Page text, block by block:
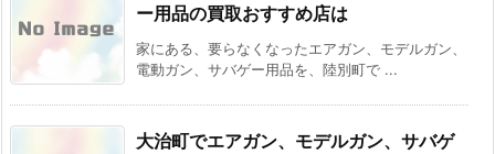
ー用品の買取おすすめ店は
家にある、要らなくなったエアガン、モデルガン、
電動ガン、サバゲー用品を、陸別町で ...
大治町でエアガン、モデルガン、サバゲ